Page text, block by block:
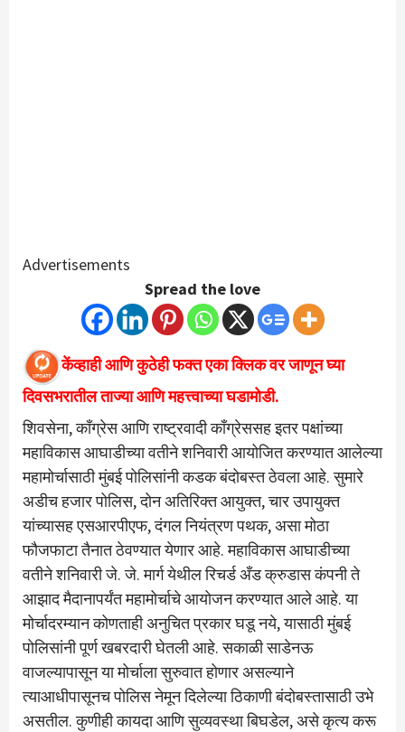
Advertisements
Spread the love
केंव्हाही आणि कुठेही फक्त एका क्लिक वर जाणून घ्या
दिवसभरातील ताज्या आणि महत्त्वाच्याघडामोडी.
शिवसेना, काँग्रेस आणि राष्ट्रवादी काँग्रेससह इतर पक्षांच्या
महाविकास आघाडीच्या वतीने शनिवारी आयोजित करण्यात आलेल्या
महामोर्चासाठी मुंबई पोलिसांनी कडक बंदोबस्त ठेवला आहे. सुमारे
अडीच हजार पोलिस, दोन अतिरिक्त आयुक्त, चार उपायुक्त
यांच्यासह एसआरपीएफ, दंगल नियंत्रण पथक, असा मोठा
फौजफाटा तैनात ठेवण्यात येणार आहे. महाविकास आघाडीच्या
वतीने शनिवारी जे. जे. मार्ग येथील रिचर्ड अँड क्रुडास कंपनी ते
आझाद मैदानापर्यंत महामोर्चाचे आयोजन करण्यात आले आहे. या
मोर्चादरम्यान कोणताही अनुचित प्रकार घडू नये, यासाठी मुंबई
पोलिसांनी पूर्ण खबरदारी घेतली आहे. सकाळी साडेनऊ
वाजल्यापासून या मोर्चाला सुरुवात होणार असल्याने
त्याआधीपासूनच पोलिस नेमून दिलेल्या ठिकाणी बंदोबस्तासाठी उभे
असतील. कुणीही कायदा आणि सुव्यवस्था बिघडेल, असे कृत्य करू